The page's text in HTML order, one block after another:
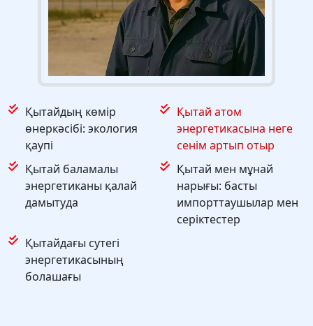
Қытайдың көмір
өнеркәсібі: экология
қаупі
Қытай атом
энергетикасына неге
сенім артып отыр
Қытай баламалы
энергетиканы қалай
дамытуда
Қытай мен мұнай
нарығы: басты
импорттаушылар мен
серіктестер
Қытайдағы сутегі
энергетикасының
болашағы